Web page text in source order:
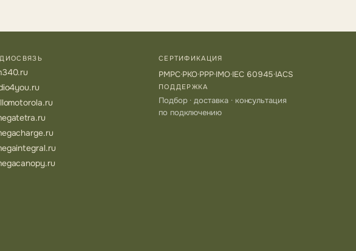
СЕРТИФИКАЦИЯ
РМРС·РКО·РРР·IMO·IEC 60945·IACS
ПОДДЕРЖКА
Подбор · доставка · консультация
по подключению